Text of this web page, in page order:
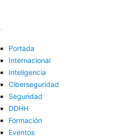
Portada
Internacional
Inteligencia
Ciberseguridad
Seguridad
DDHH
Formación
Eventos